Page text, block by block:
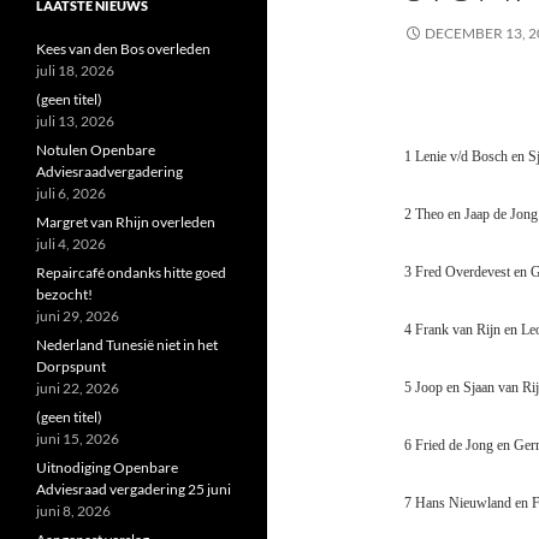
DECEMBER 13,
1 Lenie v/d Bosch en
2 Theo en Jaap de Jong
3 Fred Overdevest en
4 Frank van Rijn en
5 Joop en Sjaan van
6 Fried de Jong en
7 Hans Nieuwland en
LAATSTE NIEUWS
Kees van den Bos overleden
juli 18, 2026
(geen titel)
juli 13, 2026
Notulen Openbare
Adviesraadvergadering
juli 6, 2026
Margret van Rhijn overleden
juli 4, 2026
Repaircafé ondanks hitte goed
bezocht!
juni 29, 2026
Nederland Tunesië niet in het
Dorpspunt
juni 22, 2026
(geen titel)
juni 15, 2026
Uitnodiging Openbare
Adviesraad vergadering 25 juni
juni 8, 2026